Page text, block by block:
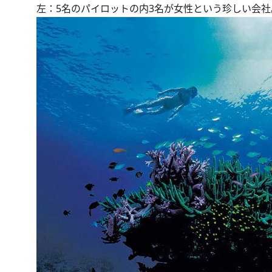
左：5名のパイロットの内3名が女性という珍しい会